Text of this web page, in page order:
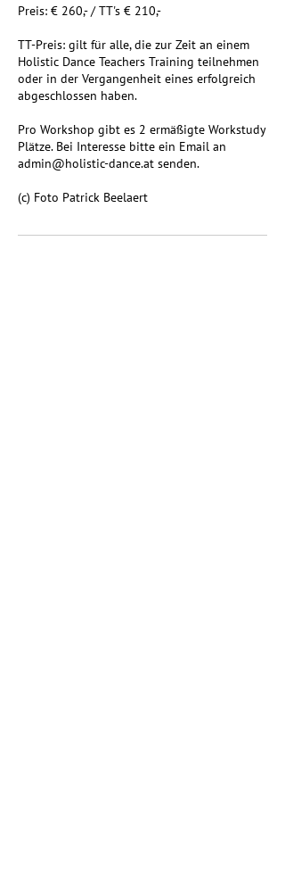
Preis: € 260,- / TT's € 210,-
TT-Preis: gilt für alle, die zur Zeit an einem
Holistic Dance Teachers Training teilnehmen
oder in der Vergangenheit eines erfolgreich
abgeschlossen haben.
Pro Workshop gibt es 2 ermäßigte Workstudy
Plätze. Bei Interesse bitte ein Email an
admin@holistic-dance.at senden.
(c) Foto Patrick Beelaert